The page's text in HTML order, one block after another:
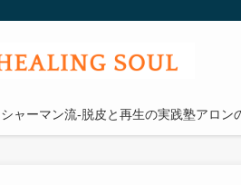
シャーマン流-脱皮と再生の実践塾アロン